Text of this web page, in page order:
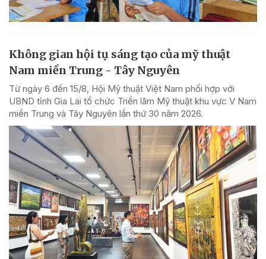
Không gian hội tụ sáng tạo của mỹ thuật
Nam miền Trung - Tây Nguyên
Từ ngày 6 đến 15/8, Hội Mỹ thuật Việt Nam phối hợp với
UBND tỉnh Gia Lai tổ chức Triển lãm Mỹ thuật khu vực V Nam
miền Trung và Tây Nguyên lần thứ 30 năm 2026.